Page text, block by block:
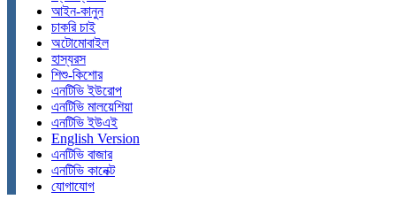
আইন-কানুন
চাকরি চাই
অটোমোবাইল
হাস্যরস
শিশু-কিশোর
এনটিভি ইউরোপ
এনটিভি মালয়েশিয়া
এনটিভি ইউএই
English Version
এনটিভি বাজার
এনটিভি কানেক্ট
যোগাযোগ